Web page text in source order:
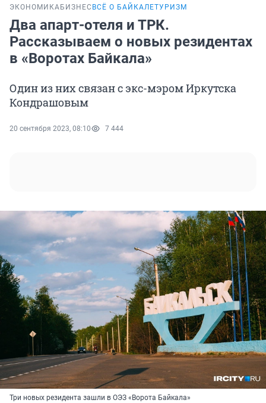
ЭКОНОМИКА БИЗНЕС ВСЁ О БАЙКАЛЕТУРИЗМ
Два апарт-отеля и ТРК.
Рассказываем о новых резидентах
в «Воротах Байкала»
Один из них связан с экс-мэром Иркутска
Кондрашовым
20 сентября 2023, 08:10 7 444
Три новых резидента зашли в ОЭЗ «Ворота Байкала»